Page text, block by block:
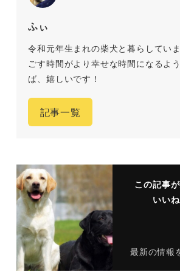
ふぃ
令和元年生まれの柴犬と暮らしてい
ごす時間がより幸せな時間になるよ
ば、嬉しいです！
記事一覧
この記事
いい
最新の情報